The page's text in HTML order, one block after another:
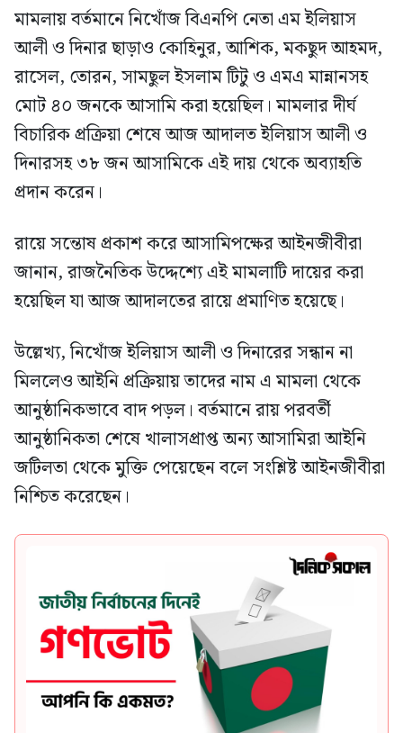
মামলায় বর্তমানে নিখোঁজ বিএনপি নেতা এম ইলিয়াস
আলী ও দিনার ছাড়াও কোহিনুর, আশিক, মকছুদ আহমদ,
রাসেল, তোরন, সামছুল ইসলাম টিটু ও এমএ মান্নানসহ
মোট ৪০ জনকে আসামি করা হয়েছিল। মামলার দীর্ঘ
বিচারিক প্রক্রিয়া শেষে আজ আদালত ইলিয়াস আলী ও
দিনারসহ ৩৮ জন আসামিকে এই দায় থেকে অব্যাহতি
প্রদান করেন।
রায়ে সন্তোষ প্রকাশ করে আসামিপক্ষের আইনজীবীরা
জানান, রাজনৈতিক উদ্দেশ্যে এই মামলাটি দায়ের করা
হয়েছিল যা আজ আদালতের রায়ে প্রমাণিত হয়েছে।
উল্লেখ্য, নিখোঁজ ইলিয়াস আলী ও দিনারের সন্ধান না
মিললেও আইনি প্রক্রিয়ায় তাদের নাম এ মামলা থেকে
আনুষ্ঠানিকভাবে বাদ পড়ল। বর্তমানে রায় পরবর্তী
আনুষ্ঠানিকতা শেষে খালাসপ্রাপ্ত অন্য আসামিরা আইনি
জটিলতা থেকে মুক্তি পেয়েছেন বলে সংশ্লিষ্ট আইনজীবীরা
নিশ্চিত করেছেন।